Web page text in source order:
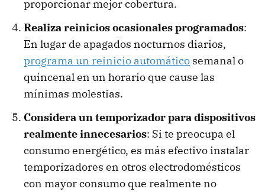
proporcionar mejor cobertura.
Realiza reinicios ocasionales programados:
En lugar de apagados nocturnos diarios,
programa un reinicio automático semanal o
quincenal en un horario que cause las
mínimas molestias.
Considera un temporizador para dispositivos
realmente innecesarios: Si te preocupa el
consumo energético, es más efectivo instalar
temporizadores en otros electrodomésticos
con mayor consumo que realmente no